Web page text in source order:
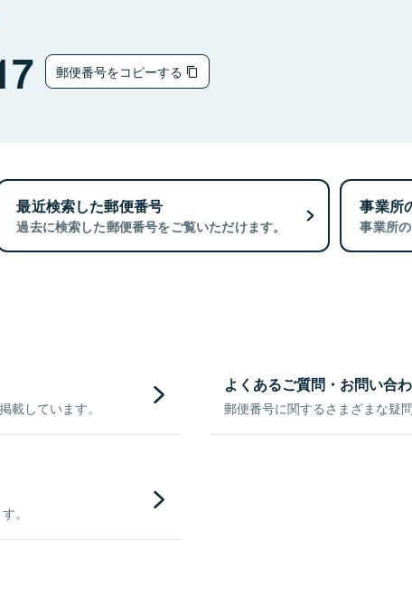
郵便番号をコピーする
最近検索した郵便番号
過去に検索した郵便番号をご覧いただけます。
事業所
事業所
載しています。
よくあるご質問・お問い合
郵便番号に関するさまざまな疑
。